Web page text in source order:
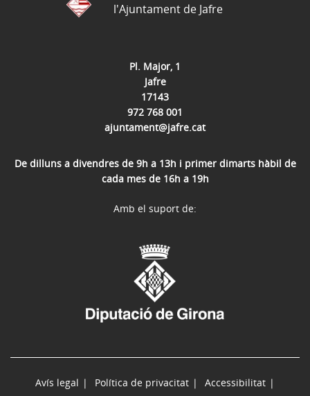
Pl. Major, 1
Jafre
17143
972 768 001
ajuntament@jafre.cat
De dilluns a divendres de 9h a 13h i primer dimarts hàbil de
cada mes de 16h a 19h
l'Ajuntament de Jafre
Avís legal Política de privacitat Accessibilitat
Amb el suport de: